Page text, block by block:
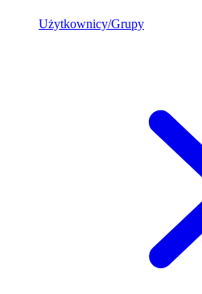
Użytkownicy/Grupy